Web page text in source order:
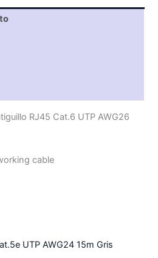
RJ45 Cat.6 UTP AWG26
cable